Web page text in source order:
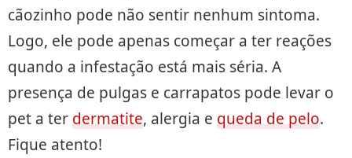
cãozinho pode não sentir nenhum sintoma.
Logo, ele pode apenas começar a ter reações
quando a infestação está mais séria. A
presença de pulgas e carrapatos pode levar o
pet a ter dermatite, alergia e queda de pelo.
Fique atento!